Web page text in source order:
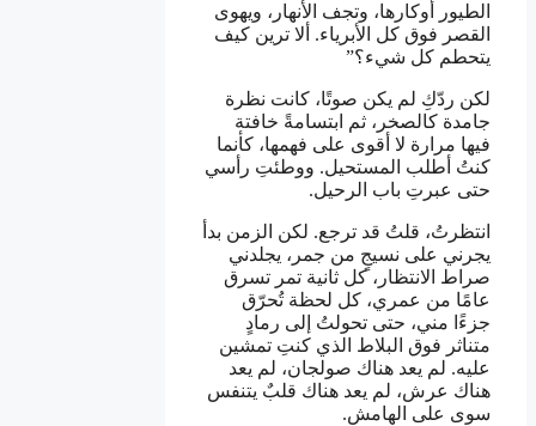
الطيور أوكارها، وتجف الأنهار، ويهوى
القصر فوق كل الأبرياء. ألا ترين كيف
يتحطم كل شيء؟”
لكن ردّكِ لم يكن صوتًا، كانت نظرة
جامدة كالصخر، ثم ابتسامةً خافتة
فيها مرارة لا أقوى على فهمها، كأنما
كنتُ أطلب المستحيل. ووطئتِ رأسي
حتى عبرتِ باب الرحيل.
انتظرتُ، قلتُ قد ترجع. لكن الزمن بدأ
يجرني على نسيجٍ من جمر، يجلدني
صراط الانتظار، كل ثانية تمر تسرق
عامًا من عمري، كل لحظة تُحرّق
جزءًا مني، حتى تحولتُ إلى رمادٍ
متناثر فوق البلاط الذي كنتِ تمشين
عليه. لم يعد هناك صولجان، لم يعد
هناك عرش، لم يعد هناك قلبٌ يتنفس
سوى على الهامش.